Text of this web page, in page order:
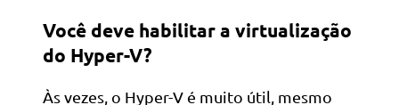
Você deve habilitar a virtualização
do Hyper-V?
Às vezes, o Hyper-V é muito útil, mesmo